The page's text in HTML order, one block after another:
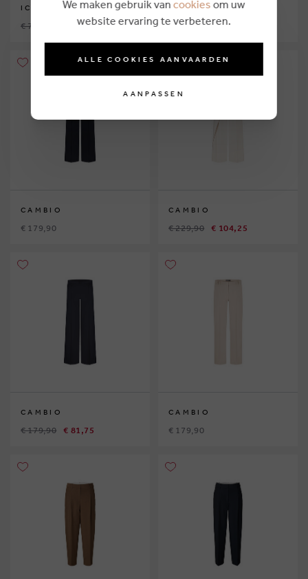
ICHI
€ 79,95 € 36,75
CAMBIO
€ 199,90 € 93,75
CAMBIO
€ 179,90
CAMBIO
€ 229,90 € 104,25
CAMBIO
€ 179,90 € 81,75
CAMBIO
€ 179,90
We maken gebruik van cookies om uw
website ervaring te verbeteren.
ALLE COOKIES AANVAARDEN
AANPASSEN